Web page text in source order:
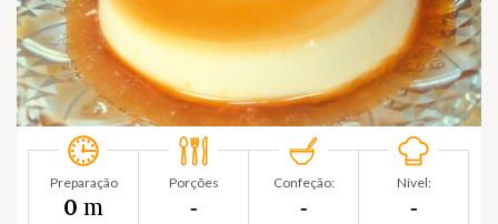
Preparação
0 m
Porções
‐
Confeção:
‐
Nível:
‐